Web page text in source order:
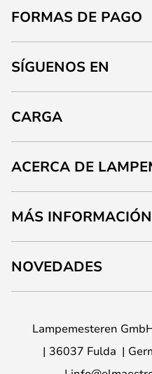
FORMAS DE PAGO
SÍGUENOS EN
CARGA
ACERCA DE
MÁS INFORMACIÓN
NOVEDADES
Lampemesteren
36037 Fulda